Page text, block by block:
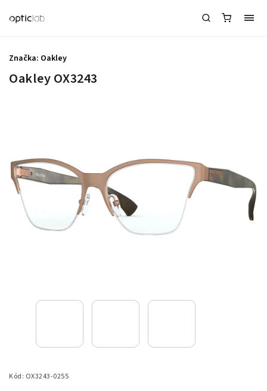
Oakley OX3243
Kód: OX3243-0255
Značka: Oakley